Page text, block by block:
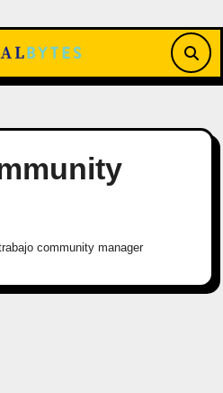
community manager